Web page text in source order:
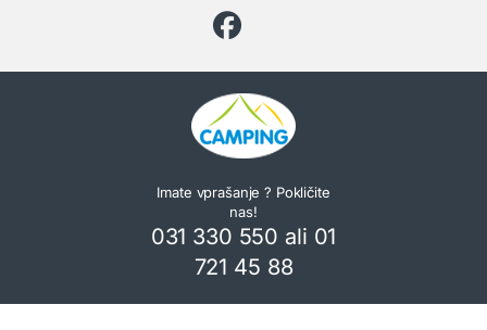
Imate vprašanje ? Pokličite
nas!
031 330 550 ali 01
721 45 88